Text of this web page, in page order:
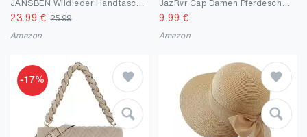
23.99 €25.99
Amazon
9.99 €
Amazon
-17%